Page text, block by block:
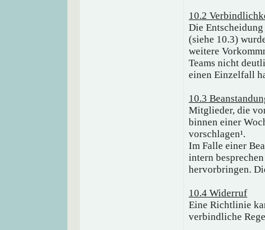
10.2
Die
(siehe 10.3)
weitere
Teams nicht
einen Einzelfall
10.3
Mitglieder, die
binnen einer
vorschlagen¹.
Im Falle einer
intern
hervorbringen.
10.4 Widerruf
Eine Richtlinie
verbindliche